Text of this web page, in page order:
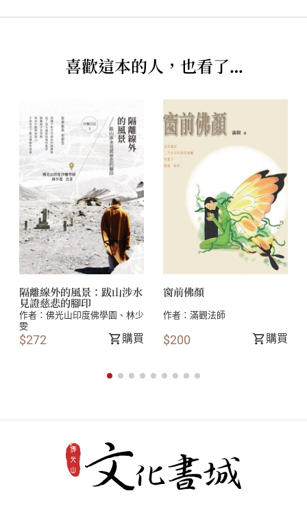
一、寺院與法器
三、執持正念
四、止觀雙修
五、前行功課
第二節 開展──水陸法會的歷史與內容
一、水陸法會緣起
二、水陸儀文修訂
三、水陸法會名義
四、水陸法會內容特色
（一）內壇佛事
（二）外壇佛事
（三）施放燄口
（一）上供十方佛，中奉諸聖賢，下及六道品，等施
喜歡這本的人，也看了…
隔離線外的風景：跋山涉水
見證慈悲的腳印
作者： 佛光山印度佛學園 、 林少
雯
$272 購買
窗前佛顏
作者： 滿觀法師
$200 購買